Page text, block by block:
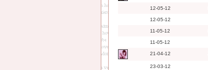
12-05-12
12-05-12
11-05-12
11-05-12
21-04-12
23-03-12